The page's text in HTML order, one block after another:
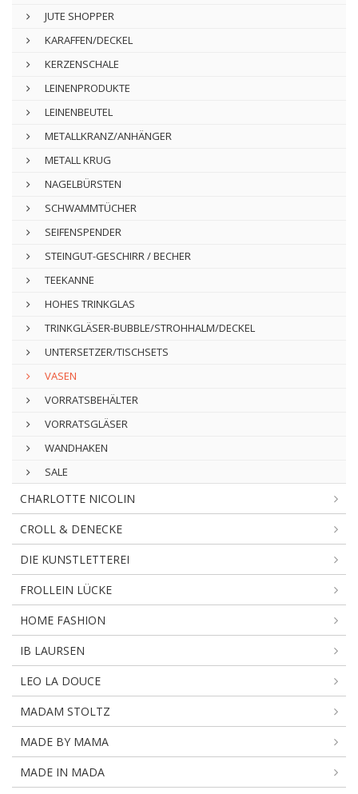
JUTE SHOPPER
KARAFFEN/DECKEL
KERZENSCHALE
LEINENPRODUKTE
LEINENBEUTEL
METALLKRANZ/ANHÄNGER
METALL KRUG
NAGELBÜRSTEN
SCHWAMMTÜCHER
SEIFENSPENDER
STEINGUT-GESCHIRR / BECHER
TEEKANNE
HOHES TRINKGLAS
TRINKGLÄSER-BUBBLE/STROHHALM/DECKEL
UNTERSETZER/TISCHSETS
VASEN
VORRATSBEHÄLTER
VORRATSGLÄSER
WANDHAKEN
SALE
CHARLOTTE NICOLIN
CROLL & DENECKE
DIE KUNSTLETTEREI
FROLLEIN LÜCKE
HOME FASHION
IB LAURSEN
LEO LA DOUCE
MADAM STOLTZ
MADE BY MAMA
MADE IN MADA